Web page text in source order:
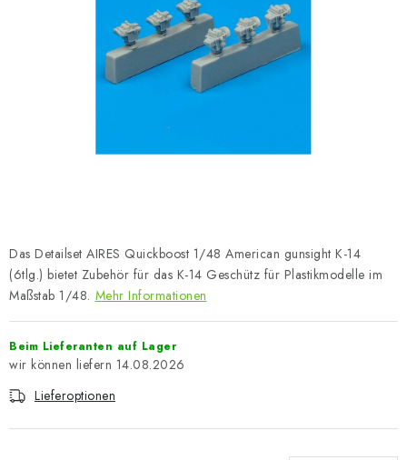
FARBEN & WERKZEUGE
VERKAUFTE MARKEN
Über uns Meine Bestellung
Kontakte
Versand und Bezahlung
Bedingungen und Konditionen
Großhandel
Das Detailset AIRES Quickboost 1/48 American gunsight K-14
(6tlg.) bietet Zubehör für das K-14 Geschütz für Plastikmodelle im
Maßstab 1/48. Mehr Informationen
Beim Lieferanten auf Lager
14.08.2026
Lieferoptionen